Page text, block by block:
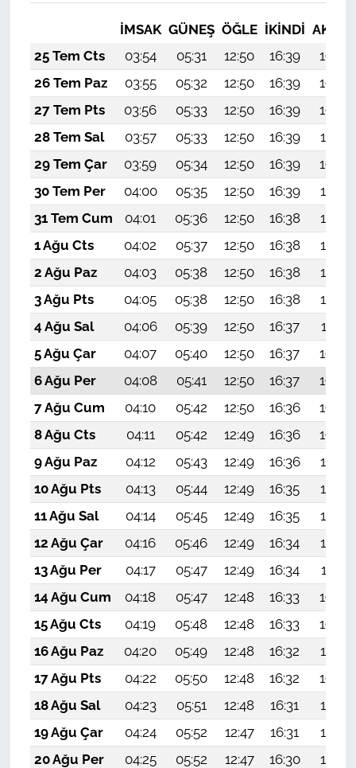
İMSAK GÜNEŞ ÖĞLE İKINDI
25 Tem Cts
03:54 05:31 12:50 16:39
19:59
26 Tem Paz
03:55 05:32 12:50 16:39
19:59
27 Tem Pts
03:56 05:33 12:50 16:39
19:58
28 Tem Sal
03:57 05:33 12:50 16:39
19:57
29 Tem Çar
03:59 05:34 12:50 16:39
19:56
30 Tem Per
04:00 05:35 12:50 16:39
19:55
31 Tem Cum
04:01 05:36 12:50 16:38
19:54
1 Ağu Cts
04:02 05:37 12:50 16:38
19:54
2 Ağu Paz
04:03 05:38 12:50 16:38
19:53
3 Ağu Pts
04:05 05:38 12:50 16:38
19:52
4 Ağu Sal
04:06 05:39 12:50 16:37
19:51
5 Ağu Çar
04:07 05:40 12:50 16:37
19:50
6 Ağu Per
04:08 05:41 12:50 16:37
19:49
7 Ağu Cum
04:10 05:42 12:50 16:36
19:48
8 Ağu Cts
04:11 05:42 12:49 16:36
19:46
9 Ağu Paz
04:12 05:43 12:49 16:36
19:45
10 Ağu Pts
04:13 05:44 12:49 16:35
19:44
11 Ağu Sal
04:14 05:45 12:49 16:35
19:43
12 Ağu Çar
04:16 05:46 12:49 16:34
19:42
13 Ağu Per
04:17 05:47 12:49 16:34
19:41
14 Ağu Cum
04:18 05:47 12:48 16:33
19:40
15 Ağu Cts
04:19 05:48 12:48 16:33
19:38
16 Ağu Paz
04:20 05:49 12:48 16:32
19:37
17 Ağu Pts
04:22 05:50 12:48 16:32
19:36
18 Ağu Sal
04:23 05:51 12:48 16:31
19:35
19 Ağu Çar
04:24 05:52 12:47 16:31
19:33
20 Ağu Per
04:25 05:52 12:47 16:30
19:32